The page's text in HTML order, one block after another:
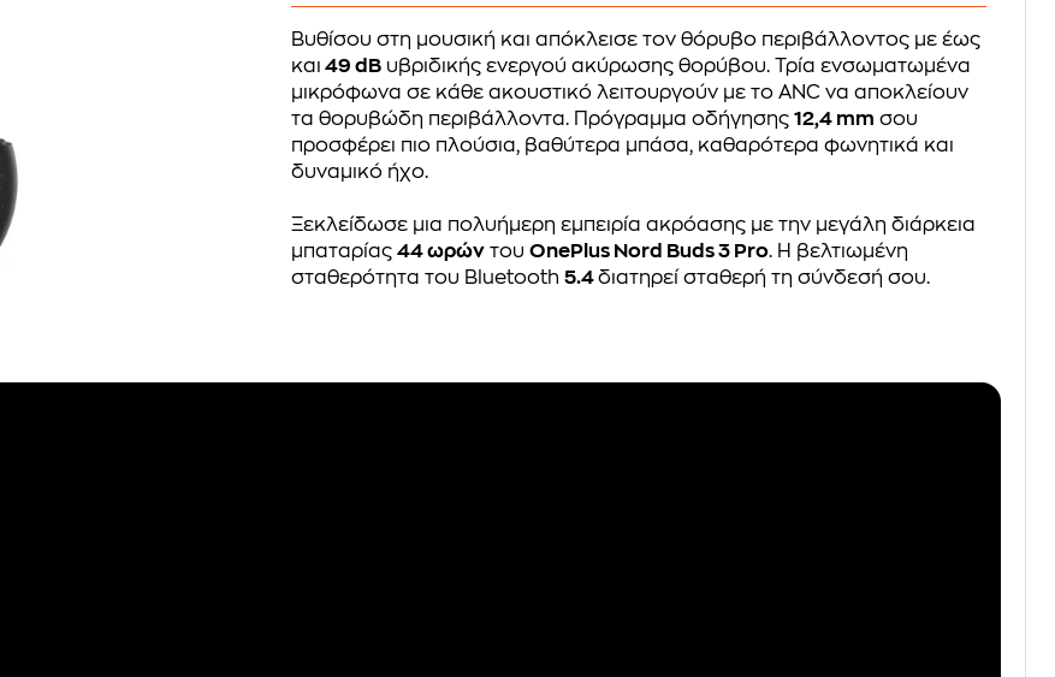
Βυθίσου στη μουσική και απόκλεισε τον θόρυβο περιβάλλοντος με έως
και 49 dB υβριδικής ενεργού ακύρωσης θορύβου. Τρία ενσωματωμένα
μικρόφωνα σε κάθε ακουστικό λειτουργούν με το ANC να αποκλείουν
τα θορυβώδη περιβάλλοντα. Πρόγραμμα οδήγησης12,4 mm σου
προσφέρει πιο πλούσια, βαθύτερα μπάσα, καθαρότερα φωνητικά και
δυναμικό ήχο.
Ξεκλείδωσε μια πολυήμερη εμπειρία ακρόασης με την μεγάλη διάρκεια
μπαταρίας44 ωρών τουOnePlus Nord Buds 3 Pro. Η βελτιωμένη
σταθερότητα του Bluetooth5.4διατηρεί σταθερή τη σύνδεσή σου.